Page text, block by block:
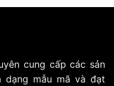
cung cấp các sản
dạng mẫu mã và đạt